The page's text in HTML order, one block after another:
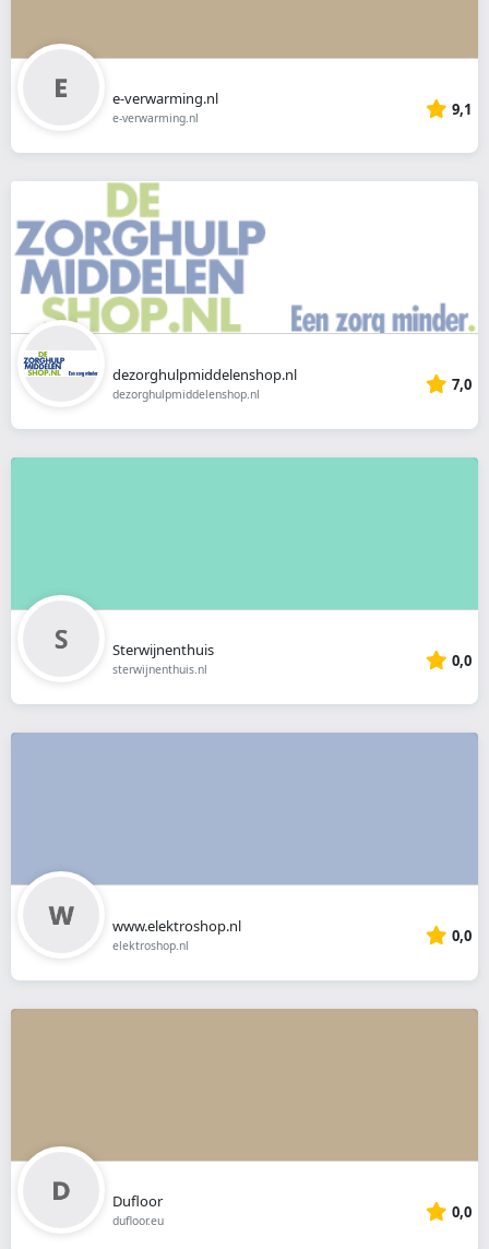
e-verwarming.nl
e-verwarming.nl 9,1
dezorghulpmiddelenshop.nl
dezorghulpmiddelenshop.nl 7,0
Sterwijnenthuis
sterwijnenthuis.nl 0,0
www.elektroshop.nl
elektroshop.nl 0,0
Dufloor
dufloor.eu 0,0